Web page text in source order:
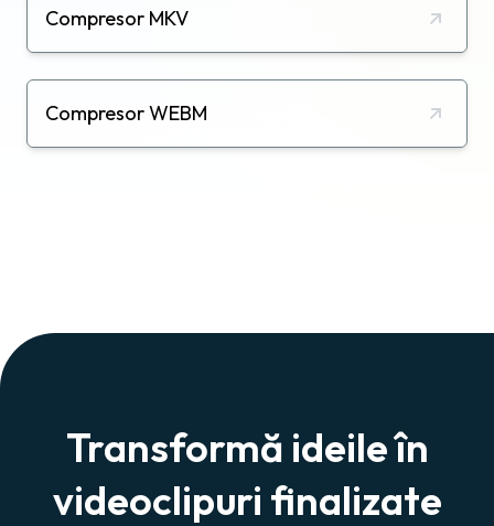
Compresor MKV
Compresor WEBM
Transformă ideile în
videoclipuri finalizate